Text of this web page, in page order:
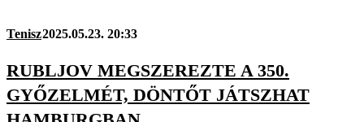
Tenisz2025.05.23. 20:33
RUBLJOV MEGSZEREZTE A 350.
GYŐZELMÉT, DÖNTŐT JÁTSZHAT